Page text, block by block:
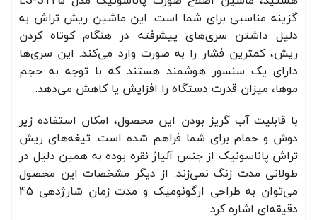
گزینه مناسبی برای شما است. این ماشین ریش تراش به
دلیل داشتن سری‌های پیشرفته در هنگام کوتاه کردن
ریش، کمترین فشار را به صورت وارد می‌کند. این سری‌ها
دارای یک سنسور هوشمند هستند که با توجه به حجم
موها، میزان قدرت دستگاه را افزایش یا کاهش می‌دهد.
با قابلیت آب گریز بودن این محصول، امکان استفاده زیر
دوش و حمام برای شما فراهم شده است. تیغه‌های ریش
تراش پاناسونیک از جنس آلیاژ نقره بوده به همین دلیل در
طولانی مدت زنگ نمی‌زند. از دیگر مشخصات این محصول
می‌توان به طراحی ارگونومیک و مدت زمان شارژدهی 45
دقیقه‌ای اشاره کرد.